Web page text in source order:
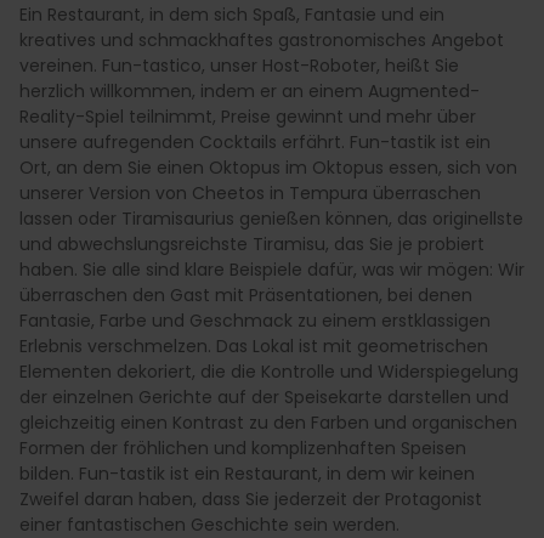
Ein Restaurant, in dem sich Spaß, Fantasie und ein
kreatives und schmackhaftes gastronomisches Angebot
vereinen. Fun-tastico, unser Host-Roboter, heißt Sie
herzlich willkommen, indem er an einem Augmented-
Reality-Spiel teilnimmt, Preise gewinnt und mehr über
unsere aufregenden Cocktails erfährt. Fun-tastik ist ein
Ort, an dem Sie einen Oktopus im Oktopus essen, sich von
unserer Version von Cheetos in Tempura überraschen
lassen oder Tiramisaurius genießen können, das originellste
und abwechslungsreichste Tiramisu, das Sie je probiert
haben. Sie alle sind klare Beispiele dafür, was wir mögen: Wir
überraschen den Gast mit Präsentationen, bei denen
Fantasie, Farbe und Geschmack zu einem erstklassigen
Erlebnis verschmelzen. Das Lokal ist mit geometrischen
Elementen dekoriert, die die Kontrolle und Widerspiegelung
der einzelnen Gerichte auf der Speisekarte darstellen und
gleichzeitig einen Kontrast zu den Farben und organischen
Formen der fröhlichen und komplizenhaften Speisen
bilden. Fun-tastik ist ein Restaurant, in dem wir keinen
Zweifel daran haben, dass Sie jederzeit der Protagonist
einer fantastischen Geschichte sein werden.